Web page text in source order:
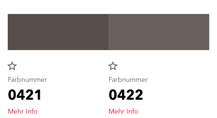
star_border
Farbnummer
0421
Mehr Info
star_border
Farbnummer
0422
Mehr Info